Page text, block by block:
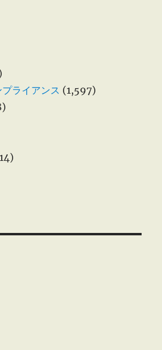
ライアンス (1,597)